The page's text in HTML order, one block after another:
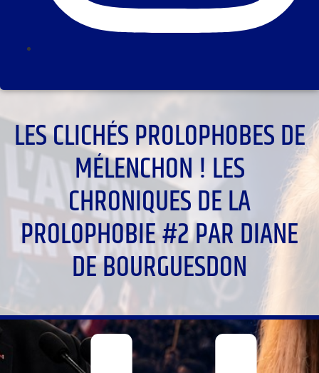
LES CLICHÉS PROLOPHOBES DE
MÉLENCHON ! LES
CHRONIQUES DE LA
PROLOPHOBIE #2 PAR DIANE
DE BOURGUESDON